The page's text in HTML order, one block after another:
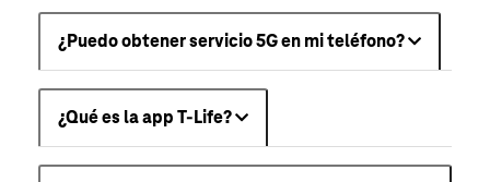
¿Puedo obtener servicio 5G en mi teléfono?
¿Qué es la app T-Life?